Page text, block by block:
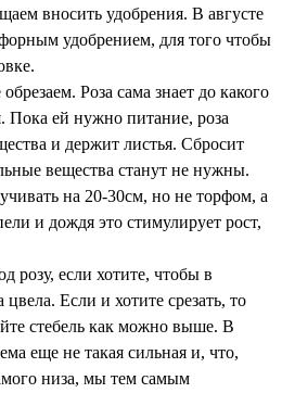
вносить удобрения. В августе
удобрением, для того чтобы
Роза сама знает до какого
Пока ей нужно питание, роза
и держит листья. Сбросит
вещества станут не нужны.
на 20-30см, но не торфом, а
и дождя это стимулирует рост,
розу, если хотите, чтобы в
Если и хотите срезать, то
стебель как можно выше. В
еще не такая сильная и, что,
низа, мы тем самым